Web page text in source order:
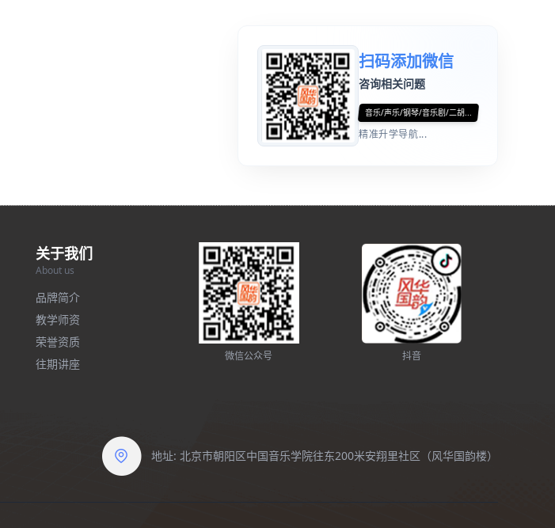
扫码添加微信
咨询相关问题
音乐/声乐/钢琴/音乐剧/二胡...
精准升学导航...
关于我们
About us
品牌简介
教学师资
荣誉资质
往期讲座
微信公众号 抖音
地址: 北京市朝阳区中国音乐学院往东200米安翔里社区（风华国韵楼）